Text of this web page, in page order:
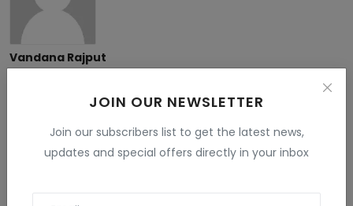
JOIN OUR NEWSLETTER
Join our subscribers list to get the latest news,
updates and special offers directly in your inbox
Vandana Rajput
B.Sc. , B.ed and M.Sc. I like to give information related to tech
, education , finance , Gaming and many fields . I have more
than 5 years experience in this field.